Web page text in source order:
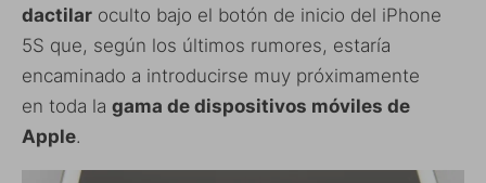
dactilar oculto bajo el botón de inicio del iPhone
5S que, según los últimos rumores, estaría
encaminado a introducirse muy próximamente
en toda la gama de dispositivos móviles de
Apple.